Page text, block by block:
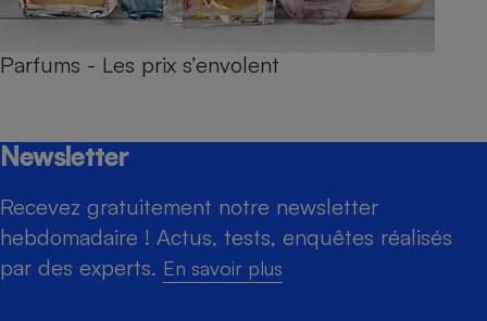
Parfums - Les prix s’envolent
Newsletter
Recevez gratuitement notre newsletter
hebdomadaire ! Actus, tests, enquêtes réalisés
par des experts. En savoir plus